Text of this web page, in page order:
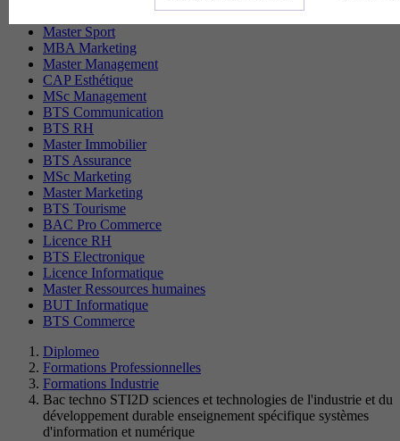
Master Sport
MBA Marketing
Master Management
CAP Esthétique
MSc Management
BTS Communication
BTS RH
Master Immobilier
BTS Assurance
MSc Marketing
Master Marketing
BTS Tourisme
BAC Pro Commerce
Licence RH
BTS Electronique
Licence Informatique
Master Ressources humaines
BUT Informatique
BTS Commerce
Diplomeo
Formations Professionnelles
Formations Industrie
Bac techno STI2D sciences et technologies de l'industrie et du
développement durable enseignement spécifique systèmes
d'information et numérique